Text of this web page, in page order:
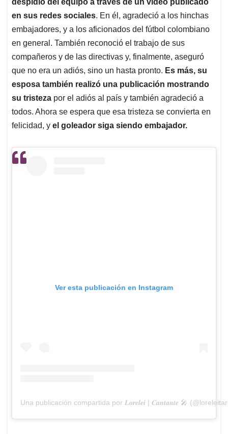
despidió del equipo a través de un video publicado
en sus redes sociales. En él, agradeció a los hinchas
embajadores, y a los aficionados del fútbol colombiano
en general. También reconoció el trabajo de sus
compañeros y de las directivas y, finalmente, aseguró
que no era un adiós, sino un hasta pronto. Es más, su
esposa también realizó una publicación mostrando
su tristeza por el adiós al país y también agradeció a
todos. Ahora se espera que esa tristeza se convierta en
felicidad, y el goleador siga siendo embajador.
Ver esta publicación en Instagram
Una publicación compartida por 𝑳𝒐𝒓𝒆𝒍𝒆𝒊 | 𝑪𝒂𝒏𝒕𝒂𝒏𝒕𝒆 🎤